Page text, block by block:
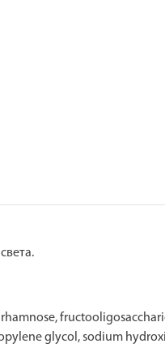
glycol, sodium